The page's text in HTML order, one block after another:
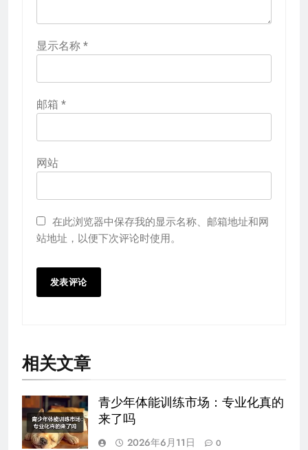
显示名称 *
邮箱 *
网站
在此浏览器中保存我的显示名称、邮箱地址和网
站地址，以便下次评论时使用。
相关文章
青少年体能训练市场：专业化真的
来了吗
2026年6月11日
0